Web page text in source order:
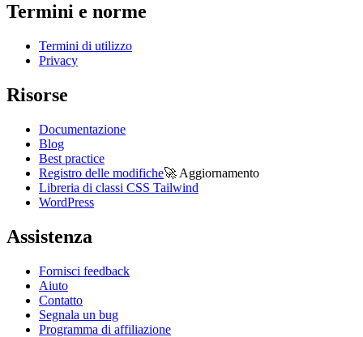
Termini e norme
Termini di utilizzo
Privacy
Risorse
Documentazione
Blog
Best practice
Registro delle modifiche🚀 Aggiornamento
Libreria di classi CSS Tailwind
WordPress
Assistenza
Fornisci feedback
Aiuto
Contatto
Segnala un bug
Programma di affiliazione